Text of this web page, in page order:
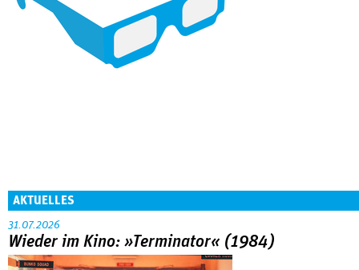
AKTUELLES
31.07.2026
Wieder im Kino: »Terminator« (1984)